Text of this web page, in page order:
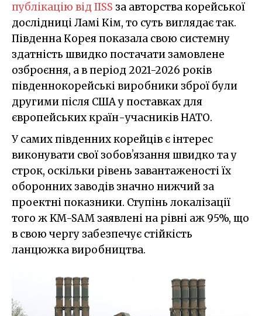
публікацію від IISS за авторства корейської
дослідниці Ламі Кім, то суть виглядає так.
Південна Корея показала свою системну
здатність швидко постачати замовлене
озброєння, а в період 2021-2026 років
південнокорейські виробники зброї були
другими після США у поставках для
європейських країн-учасників НАТО.
У самих південних корейців є інтерес
виконувати свої зобовʼязання швидко та у
строк, оскільки рівень завантаженості їх
оборонних заводів значно нижчий за
проектні показники. Ступінь локалізації
того ж KM-SAM заявлені на рівні аж 95%, що
в свою чергу забезпечує стійкість
ланцюжка виробництва.